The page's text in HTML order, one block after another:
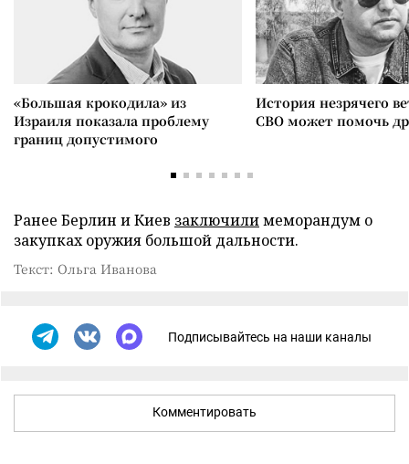
«Большая крокодила» из
Израиля показала проблему
границ допустимого
История незрячего
СВО может помочь
Ранее Берлин и Киев заключилимеморандум о
закупках оружия большой дальности.
Текст: Ольга Иванова
Подписывайтесь на наши каналы
Комментировать